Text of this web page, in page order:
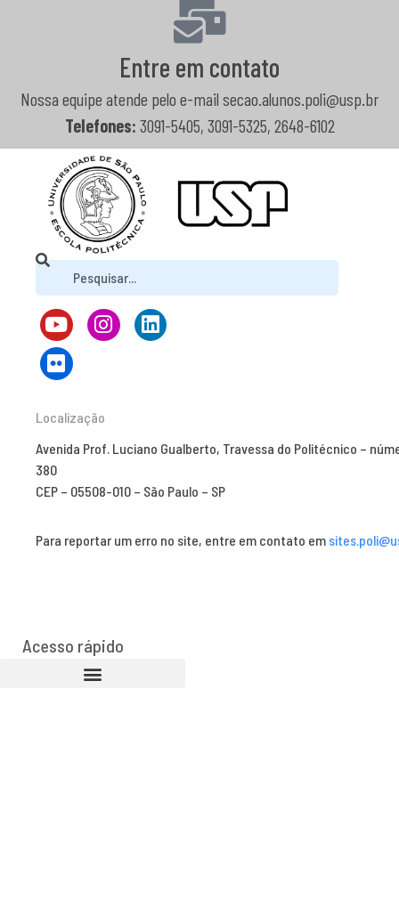
Entre em contato
Nossa equipe atende pelo e-mail secao.alunos.poli@usp.br
Telefones: 3091-5405, 3091-5325, 2648-6102
Localização
Avenida Prof. Luciano Gualberto, Travessa do Politécnico –
380
CEP – 05508-010 – São Paulo – SP
Para reportar um erro no site, entre em contato em
Acesso rápido